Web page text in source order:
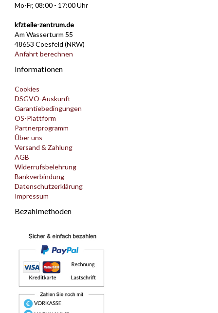
Mo-Fr, 08:00 - 17:00 Uhr
kfzteile-zentrum.de
Am Wasserturm 55
48653 Coesfeld (NRW)
Anfahrt berechnen
Informationen
Cookies
DSGVO-Auskunft
Garantiebedingungen
OS-Plattform
Partnerprogramm
Über uns
Versand & Zahlung
AGB
Widerrufsbelehrung
Bankverbindung
Datenschutzerklärung
Impressum
Bezahlmethoden